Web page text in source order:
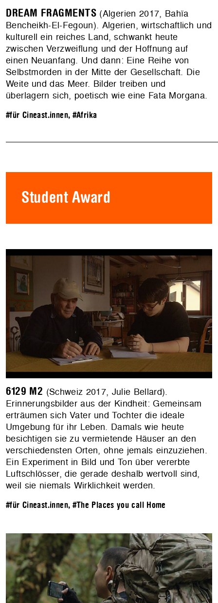
DREAM FRAGMENTS (Algerien 2017, Bahïa
Bencheikh-El-Fegoun). Algerien, wirtschaftlich und
kulturell ein reiches Land, schwankt heute
zwischen Verzweiflung und der Hoffnung auf
einen Neuanfang. Und dann: Eine Reihe von
Selbstmorden in der Mitte der Gesellschaft. Die
Weite und das Meer. Bilder treiben und
überlagern sich, poetisch wie eine Fata Morgana.
#für Cineast.innen, #Afrika
Student Award
6129 M2 (Schweiz 2017, Julie Bellard).
Erinnerungsbilder aus der Kindheit: Gemeinsam
erträumen sich Vater und Tochter die ideale
Umgebung für ihr Leben. Damals wie heute
besichtigen sie zu vermietende Häuser an den
verschiedensten Orten, ohne jemals einzuziehen.
Ein Experiment in Bild und Ton über vererbte
Luftschlösser, die gerade deshalb wertvoll sind,
weil sie niemals Wirklichkeit werden.
#für Cineast.innen, #The Places you call Home